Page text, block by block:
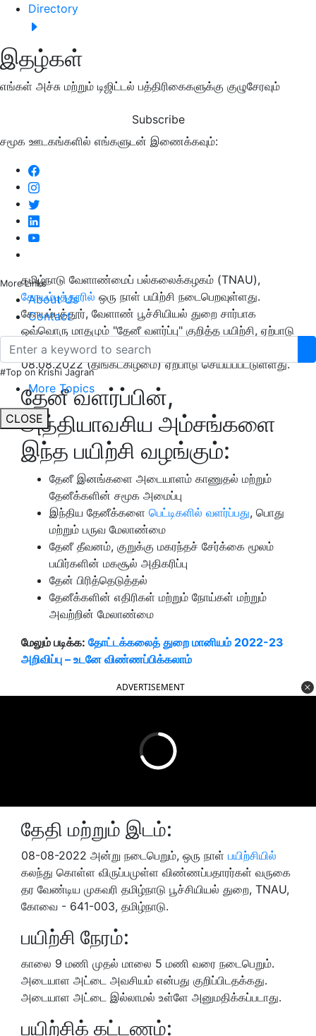
Directory
இதழ்கள்
எங்கள் அச்சு மற்றும் டிஜிட்டல் பத்திரிகைகளுக்கு குழுசேரவும்
Subscribe
சமூக ஊடகங்களில் எங்களுடன் இணைக்கவும்:
More Links
About Us
Contact
#Top on Krishi Jagran
More Topics
CLOSE
தமிழ்நாடு வேளாண்மைப் பல்கலைக்கழகம் (TNAU),
கோயம்புத்தூரில் ஒரு நாள் பயிற்சி நடைபெறவுள்ளது.
கோயம்புத்தூர், வேளாண் பூச்சியியல் துறை சார்பாக
ஒவ்வொரு மாதமும் "தேனீ வளர்ப்பு" குறித்த பயிற்சி, ஏற்பாடு
செய்கிறது. 2022 ஆகஸ்ட் மாதத்திற்கான பயிற்சி வரும்
08.08.2022 (திங்கட்கிழமை) ஏற்பாடு செய்யப்பட்டுள்ளது.
தேனீ வளர்ப்பின்,
அத்தியாவசிய அம்சங்களை
இந்த பயிற்சி வழங்கும்:
தேனீ இனங்களை அடையாளம் காணுதல் மற்றும்
தேனீக்களின் சமூக அமைப்பு
இந்திய தேனீக்களை பெட்டிகளில் வளர்ப்பது, பொது
மற்றும் பருவ மேலாண்மை
தேனீ தீவனம், குறுக்கு மகரந்தச் சேர்க்கை மூலம்
பயிர்களின் மகசூல் அதிகரிப்பு
தேன் பிரித்தெடுத்தல்
தேனீக்களின் எதிரிகள் மற்றும் நோய்கள் மற்றும்
அவற்றின் மேலாண்மை
மேலும் படிக்க: தோட்டக்கலைத் துறை மானியம் 2022-23
அறிவிப்பு – உடனே விண்ணப்பிக்கலாம்
ADVERTISEMENT
தேதி மற்றும் இடம்:
08-08-2022 அன்று நடைபெறும், ஒரு நாள் பயிற்சியில்
கலந்து கொள்ள விருப்பமுள்ள விண்ணப்பதாரர்கள் வருகை
தர வேண்டிய முகவரி தமிழ்நாடு பூச்சியியல் துறை, TNAU,
கோவை - 641-003, தமிழ்நாடு.
பயிற்சி நேரம்:
காலை 9 மணி முதல் மாலை 5 மணி வரை நடைபெறும்.
அடையாள அட்டை அவசியம் என்பது குறிப்பிடதக்கது.
அடையாள அட்டை இல்லாமல் உள்ளே அனுமதிக்கப்படாது.
பயிற்சிக் கட்டணம்: